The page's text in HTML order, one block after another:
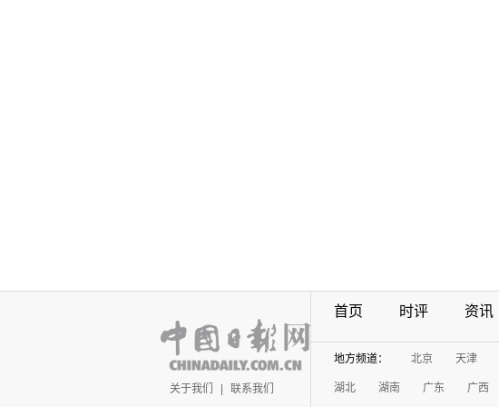
关于我们 联系我们
首页 时评 资讯
地方频道： 北京 天津
湖北 湖南 广东 广西